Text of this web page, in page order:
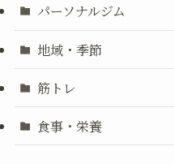
パーソナルジム
地域・季節
筋トレ
食事・栄養